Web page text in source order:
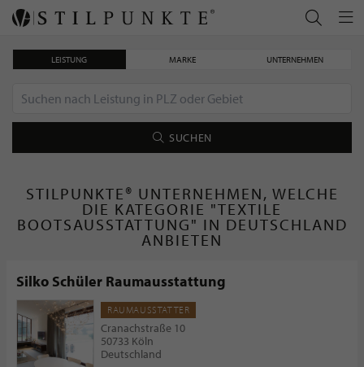
LEISTUNG MARKE UNTERNEHMEN
SUCHEN
STILPUNKTE® UNTERNEHMEN, WELCHE
DIE KATEGORIE "TEXTILE
BOOTSAUSSTATTUNG" IN DEUTSCHLAND
ANBIETEN
Silko Schüler Raumausstattung
RAUMAUSSTATTER
Cranachstraße 10
50733 Köln
Deutschland